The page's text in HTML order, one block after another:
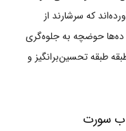
که سرشارند از
حوضچه به جلوه‌گری
طبقه تحسین‌برانگیز و
سورت